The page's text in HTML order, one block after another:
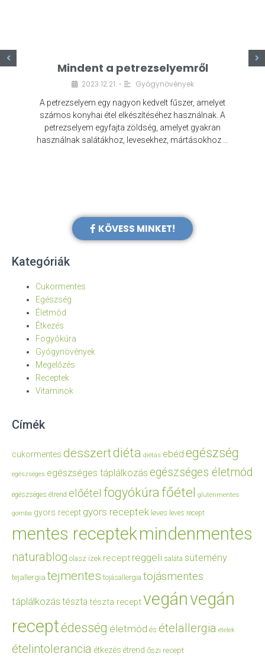
Mindent a petrezselyemről
2023.12.21. • Gyógynövények
A petrezselyem egy nagyon kedvelt fűszer, amelyet
számos konyhai étel elkészítéséhez használnak. A
petrezselyem egyfajta zöldség, amelyet gyakran
használnak salátákhoz, levesekhez, mártásokhoz …
KÖVESS MINKET!
Kategóriák
Cukormentes
Egészség
Életmód
Étkezés
Fogyókúra
Gyógynövények
Megelőzés
Receptek
Vitaminok
Címék
cukormentes desszertdiéta diétás ebéd egészség
egészséges egészséges táplálkozás egészséges életmód
egészséges étrend előétel fogyókúrafőétel gluténmentes
gomba gyors recept gyors receptek leves leves recept
mentes receptekmindenmentes
naturablog olasz ízek recept reggeli saláta sütemény
tejallergia tejmentes tojásallergia tojásmentes
táplálkozás tészta tészta receptvegánvegán
receptédesség életmód és ételallergia ételek
ételintolerancia étkezés étrend őszi recept